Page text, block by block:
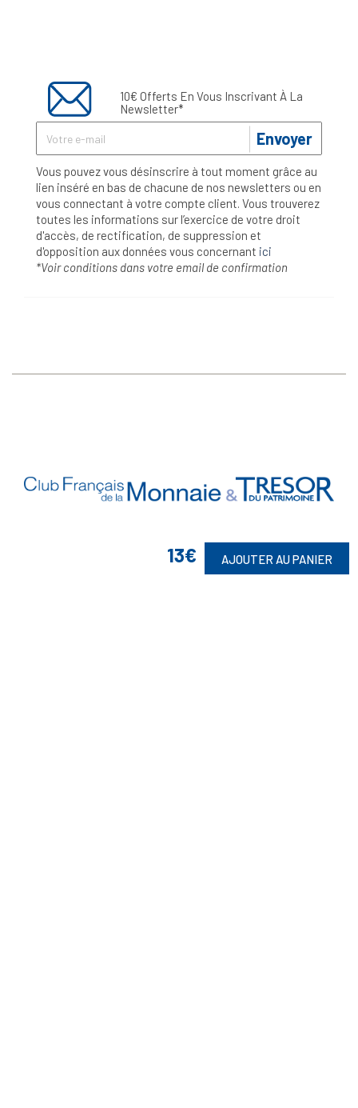
13€ AJOUTER AU PANIER
10€ Offerts En Vous Inscrivant À La
Newsletter*
Envoyer
Vous pouvez vous désinscrire à tout moment grâce au
lien inséré en bas de chacune de nos newsletters ou en
vous connectant à votre compte client. Vous trouverez
toutes les informations sur l’exercice de votre droit
d'accès, de rectification, de suppression et
d'opposition aux données vous concernant ici
*Voir conditions dans votre email de confirmation